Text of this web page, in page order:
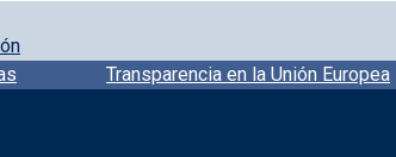
Transparencia en la Unión Europea